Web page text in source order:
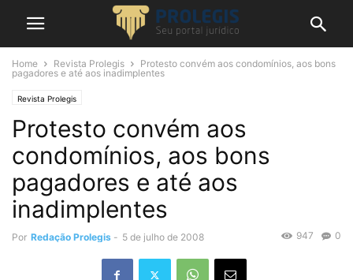
Home Revista Prolegis
Protesto convém aos condomínios, aos bons
pagadores e até aos inadimplentes
Revista Prolegis
Protesto convém aos
condomínios, aos bons
pagadores e até aos
inadimplentes
Por Redação Prolegis - 5 de julho de 2008 0
947